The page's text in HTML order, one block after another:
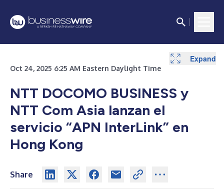
Oct 24, 2025 6:25 AM Eastern Daylight Time
NTT DOCOMO BUSINESS y
NTT Com Asia lanzan el
servicio “APN InterLink” en
Hong Kong
Share
Expand
Expand